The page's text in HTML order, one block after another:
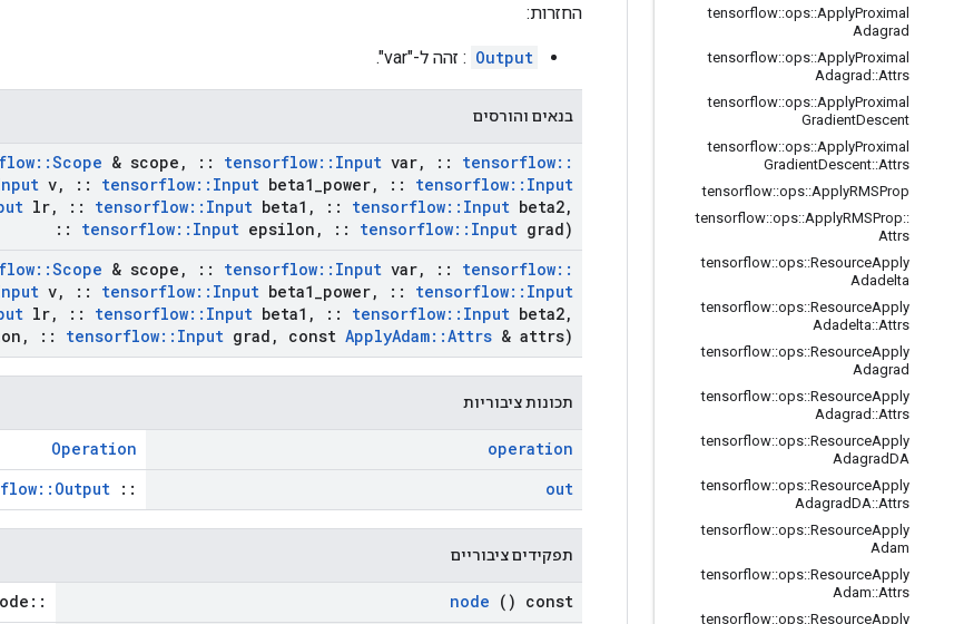
tensorflow::ops::ApplyProximal
Adagrad
tensorflow::ops::ApplyProximal
Adagrad ::Attrs
tensorflow::ops::ApplyProximal
GradientDescent
tensorflow::ops::ApplyProximal
GradientDescent::Attrs
tensorflow::ops::ApplyRMSProp
tensorflow::ops::ApplyRMSProp::
Attrs
tensorflow::ops::ResourceApply
Adadelta
tensorflow::ops::ResourceApply
Adadelta::Attrs
tensorflow::ops::ResourceApply
Adagrad
tensorflow::ops::ResourceApply
Adagrad ::Attrs
tensorflow::ops::ResourceApply
AdagradDA
tensorflow::ops::ResourceApply
AdagradDA::Attrs
tensorflow::ops::ResourceApply
Adam
tensorflow::ops::ResourceApply
Adam::Attrs
tensorflow::ops::ResourceApply
החזרות:
Output : זהה ל-"var".
בנאים והורסים
::Scope & scope , :: tensorflow:: Input var, :: tensorflow::
v, :: tensorflow:: Input beta1 power, :: tensorflow:: Input
lr, :: tensorflow:: Input beta1 , :: tensorflow:: Input beta2,
::
tensorflow:: Input epsilon , :: tensorflow:: Input grad)
::Scope & scope , :: tensorflow:: Input var, :: tensorflow::
v, :: tensorflow:: Input beta1 power, :: tensorflow:: Input
lr, :: tensorflow:: Input beta1 , :: tensorflow:: Input beta2,
, :: tensorflow:: Input grad , const ApplyAdam::Attrs & attrs)
תכונות ציבוריות
operation
Operation
out
::
תפקידים ציבוריים
node () const
::tensorflow::Node *